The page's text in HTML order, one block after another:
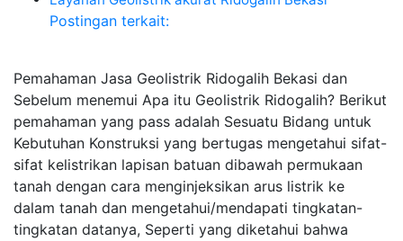
Postingan terkait:
Pemahaman Jasa Geolistrik Ridogalih Bekasi dan
Sebelum menemui Apa itu Geolistrik Ridogalih? Berikut
pemahaman yang pass adalah Sesuatu Bidang untuk
Kebutuhan Konstruksi yang bertugas mengetahui sifat-
sifat kelistrikan lapisan batuan dibawah permukaan
tanah dengan cara menginjeksikan arus listrik ke
dalam tanah dan mengetahui/mendapati tingkatan-
tingkatan datanya, Seperti yang diketahui bahwa